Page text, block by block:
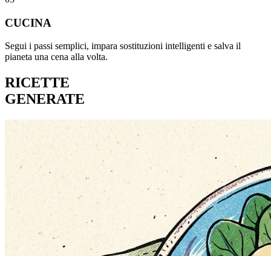
CUCINA
Segui i passi semplici, impara sostituzioni intelligenti e salva il
pianeta una cena alla volta.
RICETTE
GENERATE